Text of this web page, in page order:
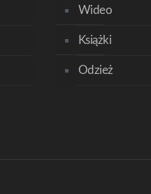
Wideo
Książki
Odzież